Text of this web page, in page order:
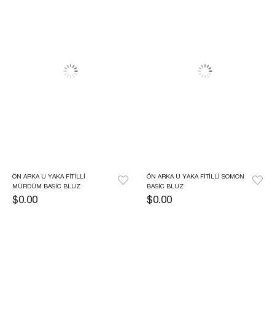
ÖN ARKA U YAKA FITILLI
MÜRDÜM BASIC BLUZ
$0.00
ÖN ARKA U YAKA FITILLI SOMON
BASIC BLUZ
$0.00